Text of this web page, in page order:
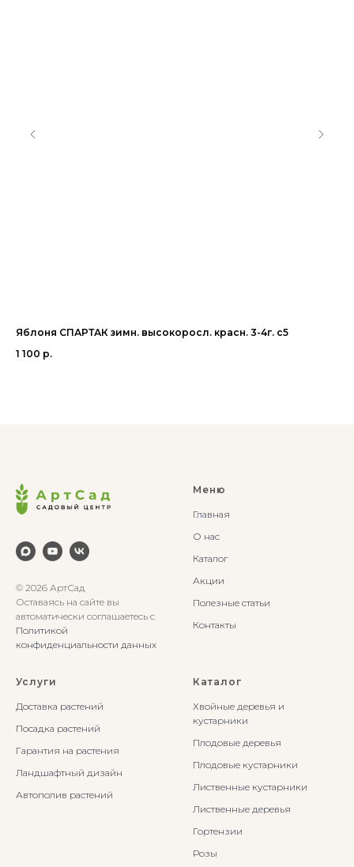
Яблоня СПАРТАК зимн. высокоросл. красн. 3-4г. с5
1 100 р.
© 2026 АртСад
Оставаясь на сайте вы
автоматически соглашаетесь с
Политикой
конфиденциальности данных
Меню
Главная
О нас
Каталог
Акции
Полезные статьи
Контакты
Услуги
Доставка растений
Посадка растений
Гарантия на растения
Ландшафтный дизайн
Автополив растений
Каталог
Хвойные деревья и
кустарники
Плодовые деревья
Плодовые кустарники
Лиственные кустарники
Лиственные деревья
Гортензии
Розы